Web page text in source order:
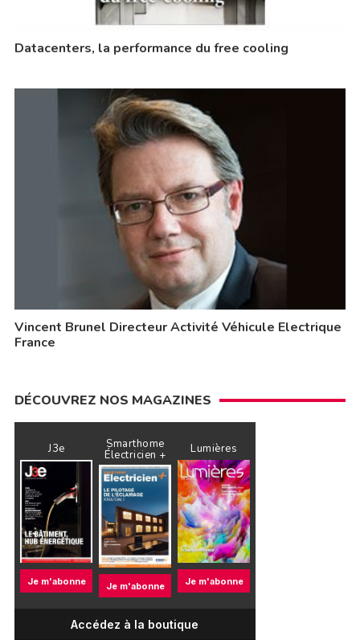
Datacenters, la performance du free cooling
Vincent Brunel Directeur Activité Véhicule Electrique
France
DÉCOUVREZ NOS MAGAZINES
J3e
Je m'abonne
Smarthome
Électricien +
Je m'abonne
Lumières
Je m'abonne
Accédez à la boutique